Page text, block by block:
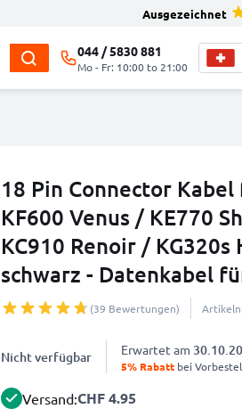
Ausgezeichnet
044 / 5830 881
Mo - Fr: 10:00 to 21:00
18 Pin Connector
KF600 Venus / KE770
KC910 Renoir /
schwarz - Datenkabel
(39 Bewertungen)
Nicht verfügbar Erwartet am
5% Rabatt bei
Versand:CHF 4.95